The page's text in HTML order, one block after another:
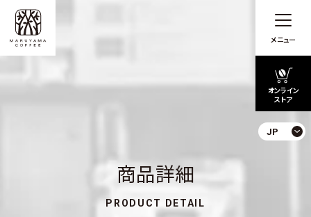
メニュー
オンライン
ストア
JP
商品詳細
PRODUCT DETAIL